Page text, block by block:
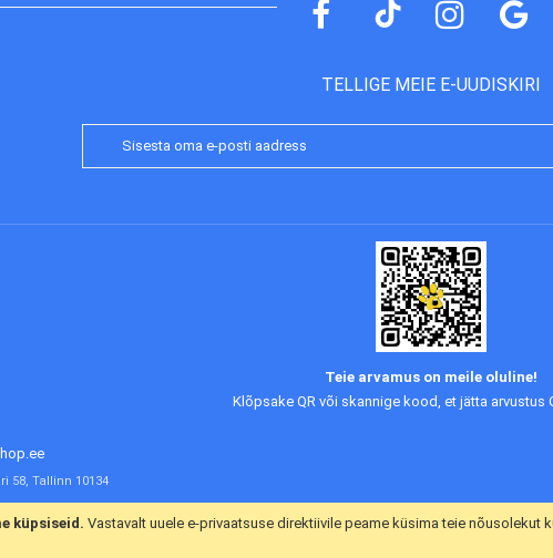
küpsiseid. Vastavalt uuele e-privaatsuse direktiivile peame küsima teie nõusolekut
TELLIGE MEIE E-UUDISKIRI
Teie arvamus on meile oluline!
Klõpsake QR või skannige kood, et jätta arvustus
58, Tallinn 10134